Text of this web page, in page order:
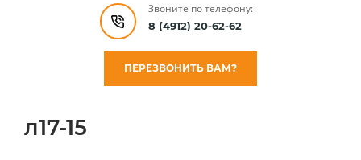
Звоните по телефону:
8 (4912) 20-62-62
ПЕРЕЗВОНИТЬ ВАМ?
Продукция\Лотки\ л17-15
л17-15